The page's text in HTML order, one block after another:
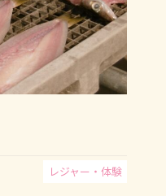
レジャー・体験